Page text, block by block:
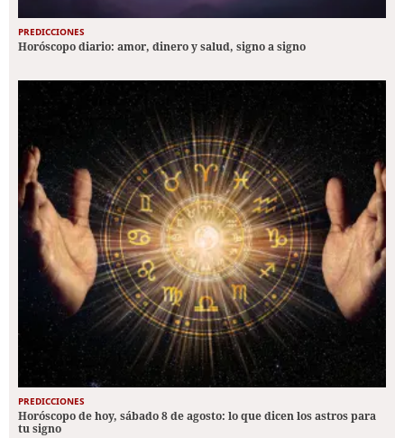
PREDICCIONES
Horóscopo diario: amor, dinero y salud, signo a signo
PREDICCIONES
Horóscopo de hoy, sábado 8 de agosto: lo que dicen los astros para
tu signo